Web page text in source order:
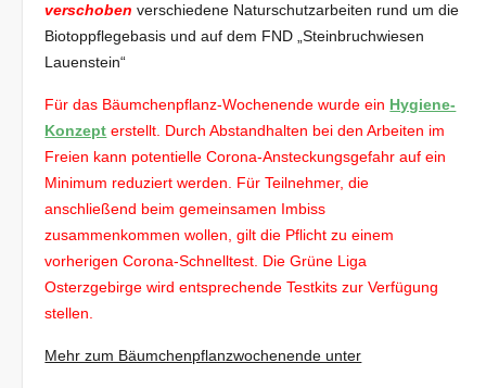
verschobenverschiedene Naturschutzarbeiten rund um die
Biotoppflegebasis und auf dem FND „Steinbruchwiesen
Lauenstein“
Für das Bäumchenpflanz-Wochenende wurde ein Hygiene-
Konzept erstellt. Durch Abstandhalten bei den Arbeiten im
Freien kann potentielle Corona-Ansteckungsgefahr auf ein
Minimum reduziert werden. Für Teilnehmer, die
anschließend beim gemeinsamen Imbiss
zusammenkommen wollen, gilt die Pflicht zu einem
vorherigen Corona-Schnelltest. Die Grüne Liga
Osterzgebirge wird entsprechende Testkits zur Verfügung
stellen.
Mehr zum Bäumchenpflanzwochenende unter